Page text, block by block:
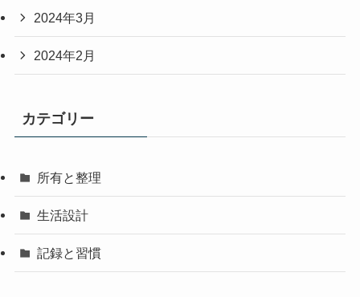
2024年3月
2024年2月
カテゴリー
所有と整理
生活設計
記録と習慣